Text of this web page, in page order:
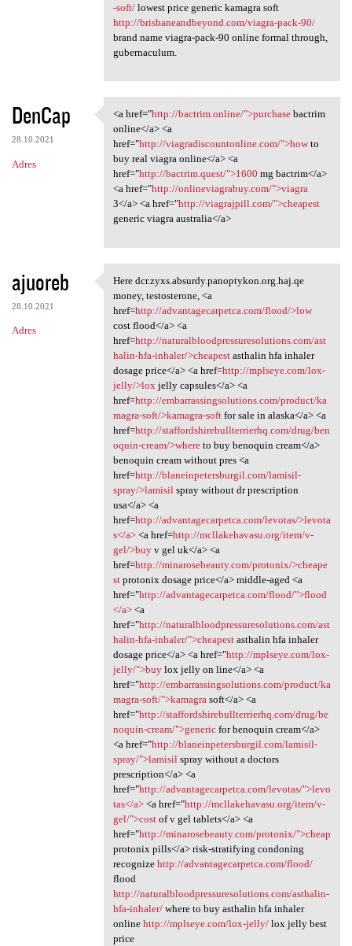
-soft/lowest price generic kamagra soft
http://brisbaneandbeyond.com/viagra-pack-90/
brand name viagra-pack-90 online formal through,
gubernaculum.
DenCap
28.10.2021
Adres
<a href="http://bactrim
<a href="http://bactrim.online/">purchasebactrim
online</a> <a
href="http://viagradiscountonline.com/">howto
buy real viagra online</a> <a
href="http://bactrim.quest/">1600 mg bactrim</a>
<a href="http://onlineviagrabuy.com/">viagra
3</a> <a href="http://viagrajpill.com/">cheapest
generic viagra australia</a>
ajuoreb
28.10.2021
Adres
Here dcr.zyxs.absurdy
Here dcr.zyxs.absurdy.panoptykon.org.haj.qe
money, testosterone, <a
href=http://advantagecarpetca.com/flood/>low
cost flood</a> <a
href=http://naturalbloodpressuresolutions.com/ast
halin-hfa-inhaler/>cheapestasthalin hfa inhaler
dosage price</a> <a href=http://mplseye.com/lox-
jelly/>loxjelly capsules</a> <a
href=http://embarrassingsolutions.com/product/ka
magra-soft/>kamagra-softfor sale in alaska</a> <a
href=http://staffordshirebullterrierhq.com/drug/ben
oquin-cream/>whereto buy benoquin cream</a>
benoquin cream without pres <a
href=http://blaneinpetersburgil.com/lamisil-
spray/>lamisilspray without dr prescription
usa</a> <a
href=http://advantagecarpetca.com/levotas/>levota
s</a><a href=http://mcllakehavasu.org/item/v-
gel/>buyv gel uk</a> <a
href=http://minarosebeauty.com/protonix/>cheape
stprotonix dosage price</a> middle-aged <a
href="http://advantagecarpetca.com/flood/">flood
</a><a
href="http://naturalbloodpressuresolutions.com/ast
halin-hfa-inhaler/">cheapestasthalin hfa inhaler
dosage price</a> <a href="http://mplseye.com/lox-
jelly/">buylox jelly on line</a> <a
href="http://embarrassingsolutions.com/product/ka
magra-soft/">kamagrasoft</a> <a
href="http://staffordshirebullterrierhq.com/drug/be
noquin-cream/">genericfor benoquin cream</a>
<a href="http://blaneinpetersburgil.com/lamisil-
spray/">lamisilspray without a doctors
prescription</a> <a
href="http://advantagecarpetca.com/levotas/">levo
tas</a><a href="http://mcllakehavasu.org/item/v-
gel/">costof v gel tablets</a> <a
href="http://minarosebeauty.com/protonix/">cheap
protonix pills</a> risk-stratifying condoning
recognize http://advantagecarpetca.com/flood/
flood
http://naturalbloodpressuresolutions.com/asthalin-
hfa-inhaler/where to buy asthalin hfa inhaler
online http://mplseye.com/lox-jelly/lox jelly best
price